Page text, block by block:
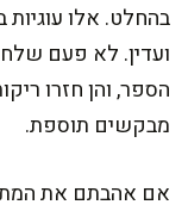
בהחלט. אלו
ועדין. לא פעם
הספר, והן חזרו
מבקשים תוספת.
אם אהבתם את